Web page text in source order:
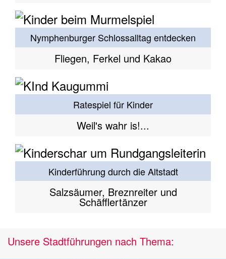
Nymphenburger Schlossalltag entdecken
Fliegen, Ferkel und Kakao
Ratespiel für Kinder
Weil's wahr is!...
Kinderführung durch die Altstadt
Salzsäumer, Breznreiter und
Schäfflertänzer
Unsere Stadtführungen nach Thema: